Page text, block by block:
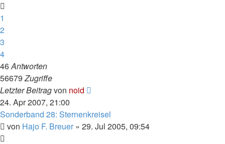
1
2
3
4
46Antworten
56679Zugriffe
Letzter Beitragvon noid
24. Apr 2007, 21:00
Sonderband 28: Sternenkreisel
von Hajo F. Breuer » 29. Jul 2005, 09:54